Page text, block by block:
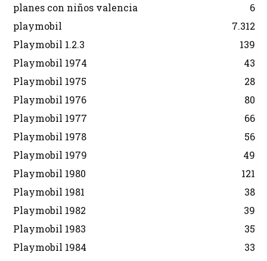
planes con niños valencia
6
playmobil
7.312
Playmobil 1.2.3
139
Playmobil 1974
43
Playmobil 1975
28
Playmobil 1976
80
Playmobil 1977
66
Playmobil 1978
56
Playmobil 1979
49
Playmobil 1980
121
Playmobil 1981
38
Playmobil 1982
39
Playmobil 1983
35
Playmobil 1984
33